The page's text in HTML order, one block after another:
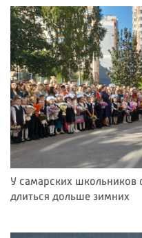
У самарских школьников
длиться дольше зимних